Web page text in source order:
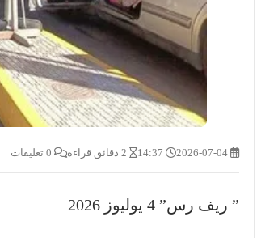
” ريف رس” 4 يوليوز 2026